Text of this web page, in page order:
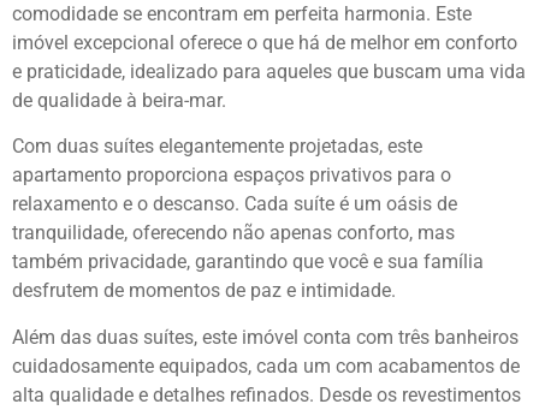
comodidade se encontram em perfeita harmonia. Este
imóvel excepcional oferece o que há de melhor em conforto
e praticidade, idealizado para aqueles que buscam uma vida
de qualidade à beira-mar.
Com duas suítes elegantemente projetadas, este
apartamento proporciona espaços privativos para o
relaxamento e o descanso. Cada suíte é um oásis de
tranquilidade, oferecendo não apenas conforto, mas
também privacidade, garantindo que você e sua família
desfrutem de momentos de paz e intimidade.
Além das duas suítes, este imóvel conta com três banheiros
cuidadosamente equipados, cada um com acabamentos de
alta qualidade e detalhes refinados. Desde os revestimentos